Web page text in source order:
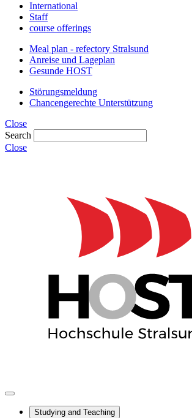
International
Staff
course offerings
Meal plan - refectory Stralsund
Anreise und Lageplan
Gesunde HOST
Störungsmeldung
Chancengerechte Unterstützung
Close
Search
Close
Studying and Teaching